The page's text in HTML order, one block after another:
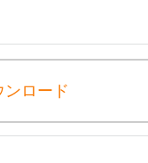
ンロード